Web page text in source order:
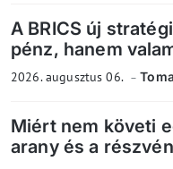
A BRICS új
pénz, hanem
2026. augusztus 06.
Miért nem követi
arany és a